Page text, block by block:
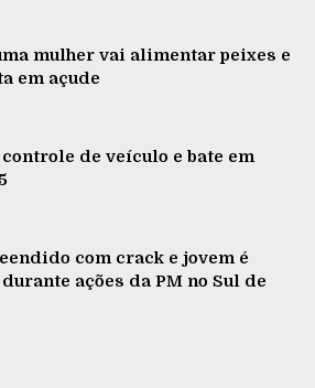
mulher vai alimentar peixes e
em açude
de veículo e bate em
com crack e jovem é
ações da PM no Sul de